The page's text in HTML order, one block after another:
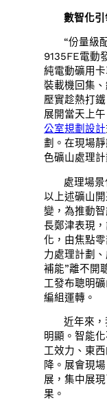
數智化
“份量級
9135FE電動
純電動礦用
裝載機回集
壓實趁熱打
展開當天上
公室規劃設計
劃。在現場
色礦山處理
處理場
以上述礦山
變，為推動
長鄭津表現
化，由焦點
力處理計劃
補能”離不開
工發布聰明
編組運轉。
近年來
明顯。智能
工效力、東
降。展會現
展，集中展
果。